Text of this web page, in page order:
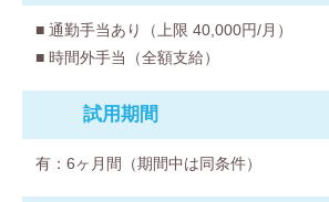
■ 通勤手当あり（上限 40,000円/月）
■ 時間外手当（全額支給）
試用期間
有：6ヶ月間（期間中は同条件）